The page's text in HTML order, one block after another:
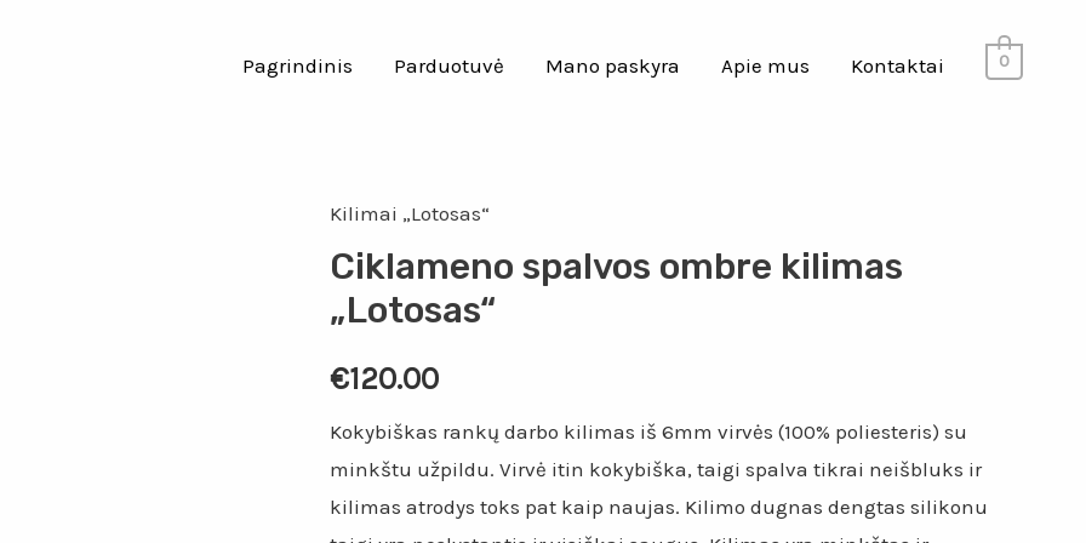
Pagrindinis Parduotuvė Mano paskyra Apie mus Kontaktai 0
Kilimai „Lotosas“
Ciklameno spalvos ombre kilimas
„Lotosas“
€120.00
Kokybiškas rankų darbo kilimas iš 6mm virvės (100% poliesteris) su
minkštu užpildu. Virvė itin kokybiška, taigi spalva tikrai neišbluks ir
kilimas atrodys toks pat kaip naujas. Kilimo dugnas dengtas silikonu